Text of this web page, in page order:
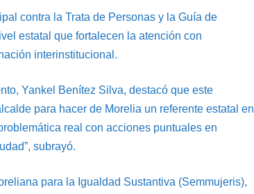
contra la Trata de Personas y la Guía de
estatal que fortalecen la atención con
interinstitucional.
Yankel Benítez Silva, destacó que este
para hacer de Morelia un referente estatal en
real con acciones puntuales en
subrayó.
para la Igualdad Sustantiva (Semmujeris),